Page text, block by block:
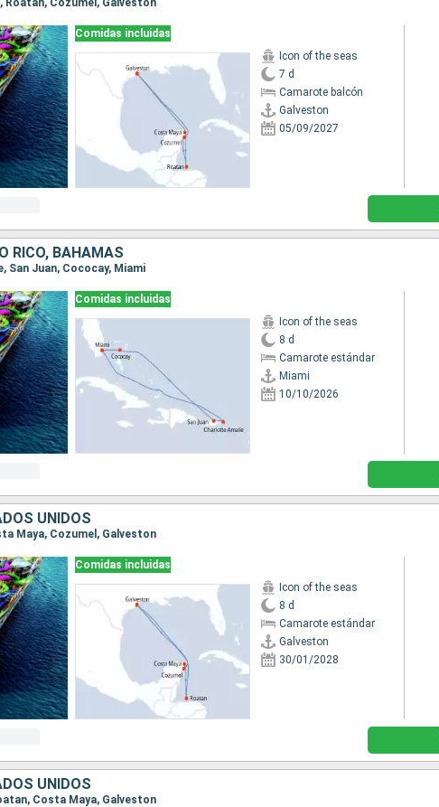
Roatan, Cozumel, Galveston
Comidas incluidas
Icon of the seas
7 d
Camarote balcón
Galveston
05/09/2027
RICO, BAHAMAS
San Juan, Cococay, Miami
Comidas incluidas
Icon of the seas
8 d
Camarote estándar
Miami
10/10/2026
UNIDOS
Maya, Cozumel, Galveston
Comidas incluidas
Icon of the seas
8 d
Camarote estándar
Galveston
30/01/2028
UNIDOS
Costa Maya, Galveston